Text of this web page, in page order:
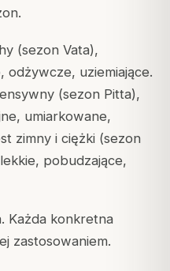
(sezon Vata),
odżywcze, uziemiające.
(sezon Pitta),
umiarkowane,
zimny i ciężki (sezon
pobudzające,
Każda konkretna
zastosowaniem.